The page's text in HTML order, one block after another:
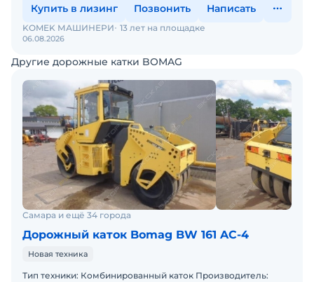
Купить в лизинг Позвонить Написать
06.08.2026
KOMEK МАШИНЕРИ 13 лет на площадке
Другие дорожные катки BOMAG
Самара и ещё 34 города
Дорожный каток Bomag BW 161 AC-4
Новая техника
Тип техники: Комбинированный каток Производитель: